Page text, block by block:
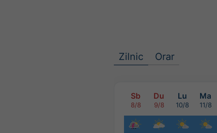
Zilnic Orar
Sb Du Lu Ma
8/8 9/8 10/8 11/8